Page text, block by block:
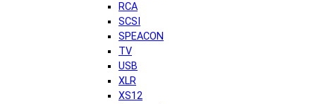
RCA
SCSI
SPEACON
TV
USB
XLR
XS12